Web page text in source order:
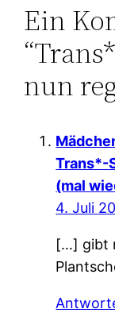
Ein
nun
Trans*-
(mal
4. Juli
[…] gibt